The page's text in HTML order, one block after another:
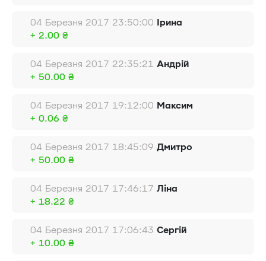
04 Березня 2017 23:50:00 Ірина
+ 2.00 ₴
04 Березня 2017 22:35:21 Андрій
+ 50.00 ₴
04 Березня 2017 19:12:00 Максим
+ 0.06 ₴
04 Березня 2017 18:45:09 Дмитро
+ 50.00 ₴
04 Березня 2017 17:46:17 Ліна
+ 18.22 ₴
04 Березня 2017 17:06:43 Сергій
+ 10.00 ₴